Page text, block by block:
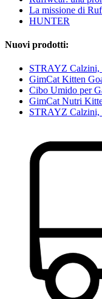
La missione di
HUNTER
Nuovi prodotti:
STRAYZ Calzini,
GimCat Kitten
Cibo Umido per
GimCat Nutri
STRAYZ Calzini,